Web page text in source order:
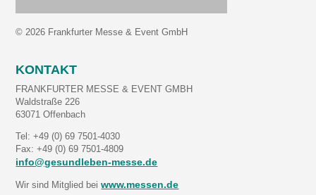
© 2026 Frankfurter Messe & Event GmbH
KONTAKT
FRANKFURTER MESSE & EVENT GMBH
Waldstraße 226
63071 Offenbach
Tel: +49 (0) 69 7501-4030
Fax: +49 (0) 69 7501-4809
info@gesundleben-messe.de
Wir sind Mitglied beiwww.messen.de